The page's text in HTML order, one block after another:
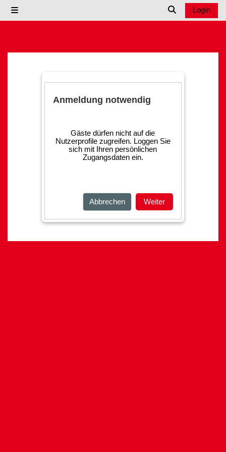
Sucheingabe
Login
Anmeldung notwendig
Gäste dürfen nicht auf die
Nutzerprofile zugreifen. Loggen Sie
sich mit Ihren persönlichen
Zugangsdaten ein.
Abbrechen Weiter